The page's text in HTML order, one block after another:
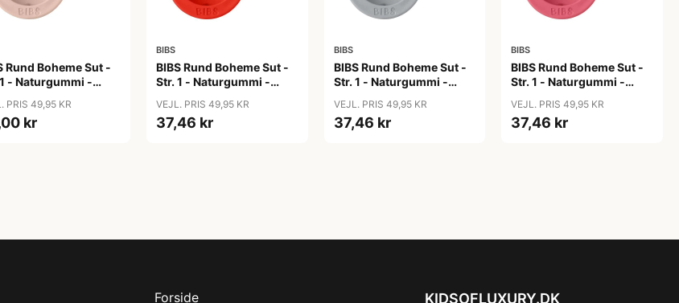
Rund Boheme Sut -
- Naturgummi -
PRIS 49,95 KR
kr
BIBS
BIBS Rund Boheme Sut -
Str. 1 - Naturgummi -
VEJL. PRIS 49,95 KR
37,46 kr
BIBS
BIBS Rund Boheme Sut -
Str. 1 - Naturgummi -
VEJL. PRIS 49,95 KR
37,46 kr
BIBS
BIBS Rund Boheme Sut -
Str. 1 - Naturgummi -
VEJL. PRIS 49,95 KR
37,46 kr
Forside
KIDSOFLUXURY.DK